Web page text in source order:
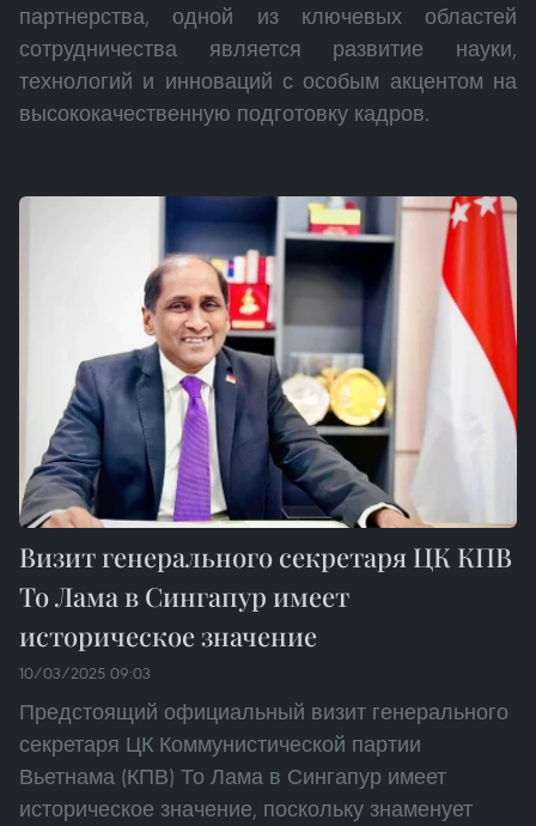
партнерства, одной из ключевых областей
сотрудничества является развитие науки,
технологий и инноваций с особым акцентом на
высококачественную подготовку кадров.
Визит генерального секретаря ЦК КПВ
То Лама в Сингапур имеет
историческое значение
10/03/2025 09:03
Предстоящий официальный визит генерального
секретаря ЦК Коммунистической партии
Вьетнама (КПВ) То Лама в Сингапур имеет
историческое значение, поскольку знаменует